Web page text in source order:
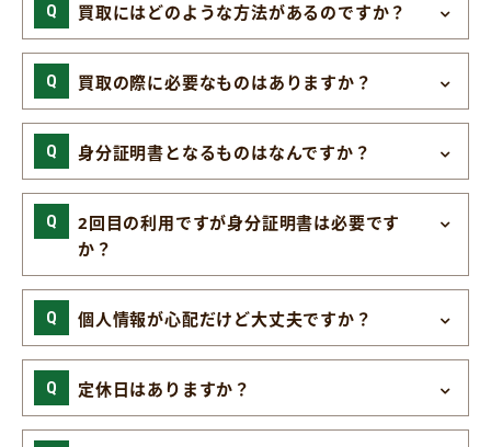
買取にはどのような方法があるのですか？
買取の際に必要なものはありますか？
身分証明書となるものはなんですか？
2回目の利用ですが身分証明書は必要です
か？
個人情報が心配だけど大丈夫ですか？
定休日はありますか？